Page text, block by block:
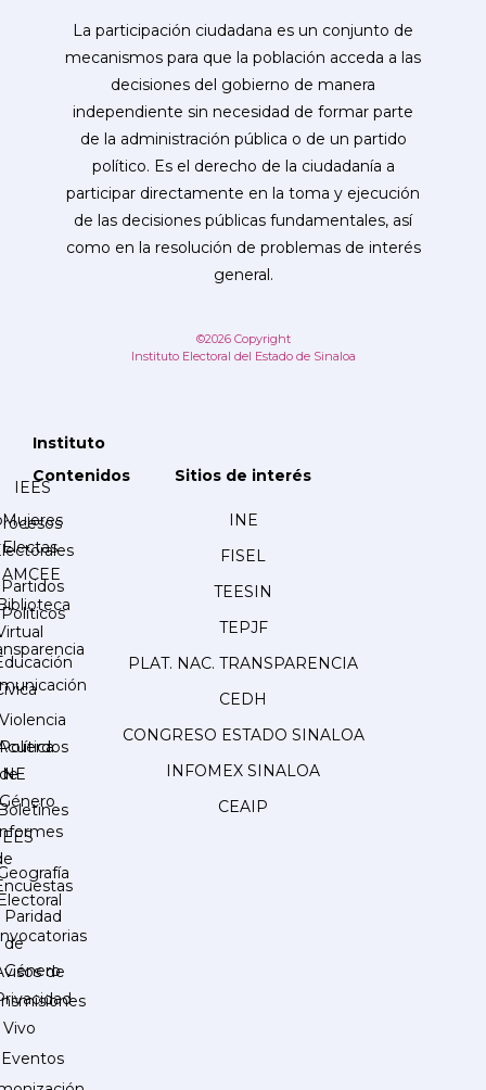
La participación ciudadana es un conjunto de
mecanismos para que la población acceda a las
decisiones del gobierno de manera
independiente sin necesidad de formar parte
de la administración pública o de un partido
político. Es el derecho de la ciudadanía a
participar directamente en la toma y ejecución
de las decisiones públicas fundamentales, así
como en la resolución de problemas de interés
general.
©2026 Copyright
Instituto Electoral del Estado de Sinaloa
Instituto
IEES
Partidos
Políticos
de
Contenidos
Mujeres
Electas
AMCEE
Violencia
Política
de
Género
Paridad
de
Género
Eventos
Sitios de interés
INE
FISEL
TEESIN
TEPJF
PLAT. NAC. TRANSPARENCIA
CEDH
CONGRESO ESTADO SINALOA
INFOMEX SINALOA
CEAIP